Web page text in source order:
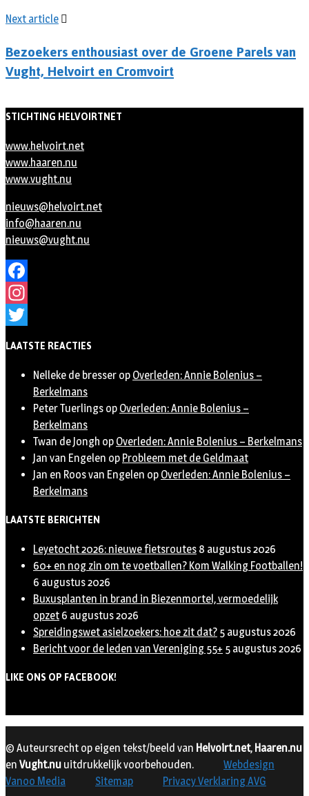
Next article
Bezoekers enthousiast over de Groene Parels van
Vught, Helvoirt en Cromvoirt
STICHTING HELVOIRTNET
www.helvoirt.net
www.haaren.nu
www.vught.nu
nieuws@helvoirt.net
info@haaren.nu
nieuws@vught.nu
Facebook
Instagram
LAATSTE REACTIES
Nelleke de bresser op Overleden: Annie Bolenius –
Berkelmans
Peter Tuerlings op Overleden: Annie Bolenius –
Berkelmans
Twan de Jongh op Overleden: Annie Bolenius – Berkelmans
Jan van Engelen op Probleem met de Geldmaat
Jan en Roos van Engelen op Overleden: Annie Bolenius –
Berkelmans
LAATSTE BERICHTEN
Leyetocht 2026: nieuwe fietsroutes 8 augustus 2026
60+ en nog zin om te voetballen? Kom Walking Footballen!
6 augustus 2026
Buxusplanten in brand in Biezenmortel, vermoedelijk
opzet 6 augustus 2026
Spreidingswet asielzoekers: hoe zit dat? 5 augustus 2026
Bericht voor de leden van Vereniging 55+ 5 augustus 2026
LIKE ONS OP FACEBOOK!
© Auteursrecht op eigen tekst/beeld van Helvoirt.net, Haaren.nu
en Vught.nu uitdrukkelijk voorbehouden.
Webdesign
Vanoo Media
Sitemap Privacy Verklaring AVG